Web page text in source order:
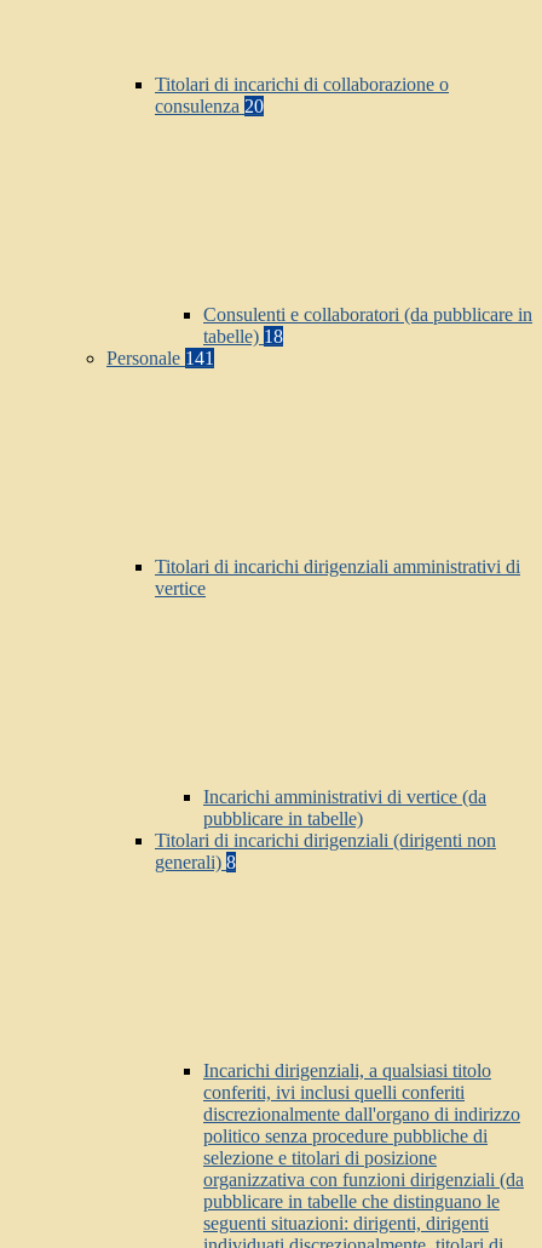
Titolari di incarichi di collaborazione o
consulenza 20
Consulenti e collaboratori (da pubblicare in
tabelle) 18
Personale 141
Titolari di incarichi dirigenziali amministrativi di
vertice
Incarichi amministrativi di vertice (da
pubblicare in tabelle)
Titolari di incarichi dirigenziali (dirigenti non
generali) 8
Incarichi dirigenziali, a qualsiasi titolo
conferiti, ivi inclusi quelli conferiti
discrezionalmente dall'organo di indirizzo
politico senza procedure pubbliche di
selezione e titolari di posizione
organizzativa con funzioni dirigenziali (da
pubblicare in tabelle che distinguano le
seguenti situazioni: dirigenti, dirigenti